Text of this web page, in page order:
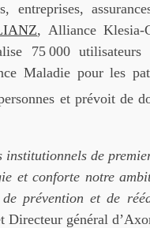
entreprises,
, Alliance Klesia-
75 000 utilisateurs
Maladie pour les
et prévoit de
institutionnels de
et conforte notre
prévention et de
Directeur général